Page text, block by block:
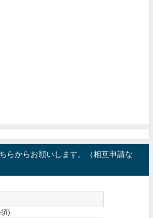
らからお願いします。（相互申請な
)